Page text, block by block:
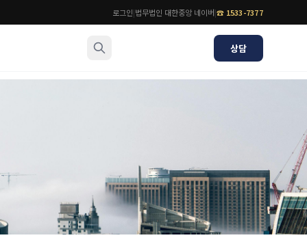
로그인|법무법인 대한중앙 네이버|☎ 1533-7377
상담
법률 블로그
법률서식
뉴스레터/브로슈어